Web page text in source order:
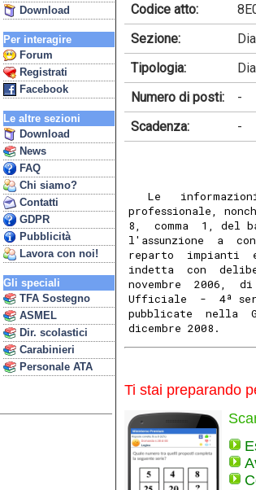
Download
Per interagire
Forum
Registrati
Facebook
Le altre sezioni
Download
News
FAQ
Chi siamo?
Contatti
GDPR
Pubblicità
Lavora con noi!
Gli speciali
TFA Sostegno
ASMEL
Dir. scolastici
Carabinieri
Personale ATA
Codice atto:
Sezione:
Tipologia:
Numero di posti:
-
Scadenza:
-
Le
professionale,
8,  comma  1, del
l'assunzione  a
reparto  impianti
indetta  con
novembre  2006,
Ufficiale  -  4ª
pubblicate  nella
dicembre 2008.
Ti stai preparando